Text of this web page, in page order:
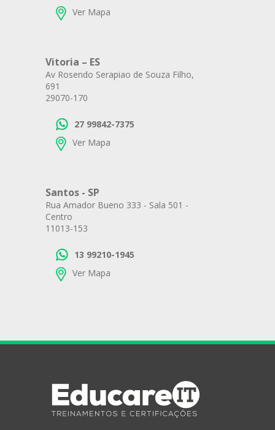
Ver Mapa
Vitoria – ES
Av Rosendo Serapiao de Souza Filho,
691
29070-170
27 99842-7375
Ver Mapa
Santos - SP
Rua Amador Bueno 333 - Sala 501 -
Centro
11013-153
13 99210-1945
Ver Mapa